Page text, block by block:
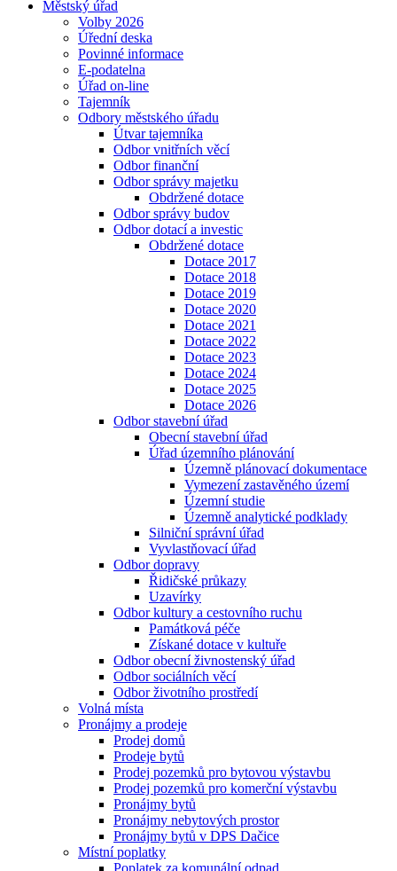
Městský úřad
Volby 2026
Úřední deska
Povinné informace
E-podatelna
Úřad on-line
Tajemník
Odbory městského úřadu
Útvar tajemníka
Odbor vnitřních věcí
Odbor finanční
Odbor správy majetku
Obdržené dotace
Odbor správy budov
Odbor dotací a investic
Obdržené dotace
Dotace 2017
Dotace 2018
Dotace 2019
Dotace 2020
Dotace 2021
Dotace 2022
Dotace 2023
Dotace 2024
Dotace 2025
Dotace 2026
Odbor stavební úřad
Obecní stavební úřad
Úřad územního plánování
Územně plánovací dokumentace
Vymezení zastavěného území
Územní studie
Územně analytické podklady
Silniční správní úřad
Vyvlastňovací úřad
Odbor dopravy
Řidičské průkazy
Uzavírky
Odbor kultury a cestovního ruchu
Památková péče
Získané dotace v kultuře
Odbor obecní živnostenský úřad
Odbor sociálních věcí
Odbor životního prostředí
Volná místa
Pronájmy a prodeje
Prodej domů
Prodeje bytů
Prodej pozemků pro bytovou výstavbu
Prodej pozemků pro komerční výstavbu
Pronájmy bytů
Pronájmy nebytových prostor
Pronájmy bytů v DPS Dačice
Místní poplatky
Poplatek za komunální odpad